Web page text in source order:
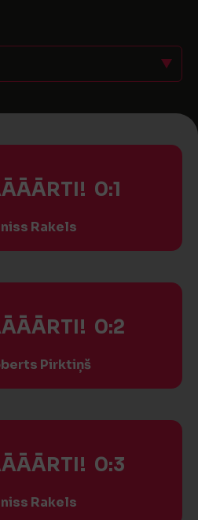
0:1
Rakels
0:2
Pirktiņš
0:3
Rakels